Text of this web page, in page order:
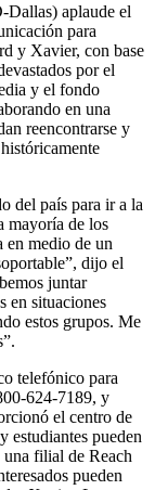
Dallas) aplaude el
para
y Xavier, con base
por el
y el fondo
en una
reencontrarse y
del país para ir a la
mayoría de los
en medio de un
dijo el
juntar
en situaciones
estos grupos. Me
telefónico para
624-7189, y
el centro de
estudiantes pueden
una filial de Reach
pueden